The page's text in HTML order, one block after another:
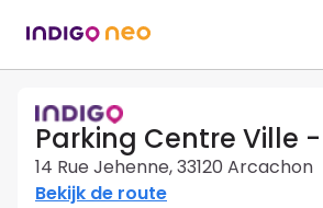
Parking Centre Ville
14 Rue Jehenne, 33120 Arcachon
Bekijk de route